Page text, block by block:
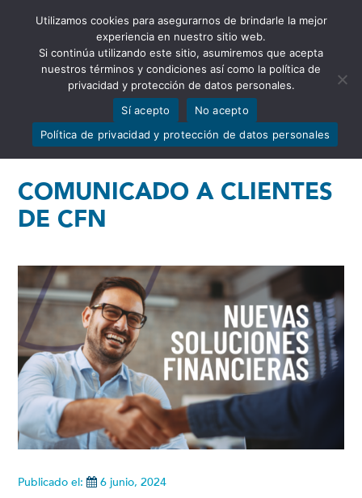
Abrir barra de herramientas
COMUNICADO A CLIENTES
DE CFN
Publicado el: 6 junio, 2024
Utilizamos cookies para asegurarnos de brindarle la mejor
experiencia en nuestro sitio web.
Si continúa utilizando este sitio, asumiremos que acepta
nuestros términos y condiciones así como la política de
privacidad y protección de datos personales.
Sí acepto
No acepto
Política de privacidad y protección de datos personales